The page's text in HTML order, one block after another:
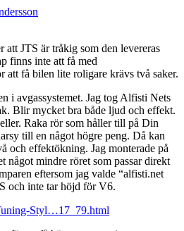
att JTS är tråkig som den levereras
finns inte att få med
att få bilen lite roligare krävs två saker.
i avgassystemet. Jag tog Alfisti Nets
Blir mycket bra både ljud och effekt.
Raka rör som håller till på Din
till en något högre peng. Då kan
och effektökning. Jag monterade på
något mindre röret som passar direkt
eftersom jag valde “alfisti.net
och inte tar höjd för V6.
Styl…17_79.html